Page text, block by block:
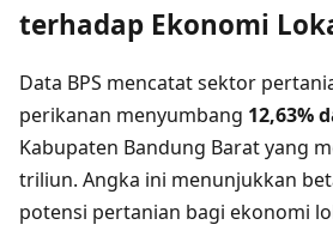
terhadap Ekonomi
Data BPS mencatat sektor
perikanan menyumbang 12,63%
Kabupaten Bandung Barat yang
triliun. Angka ini menunjukkan
potensi pertanian bagi ekonomi